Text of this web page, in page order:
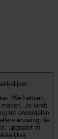
Je vindt
tot onderdelen
ervaring die
upgradet of